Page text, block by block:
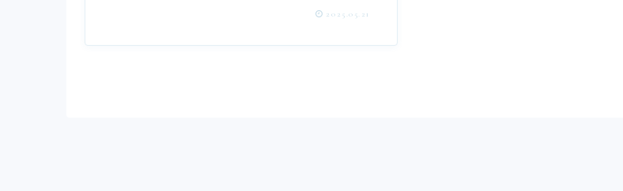
ど、スピリチュアルな視点から内なる平和を取り戻すヒ
2025.05.21